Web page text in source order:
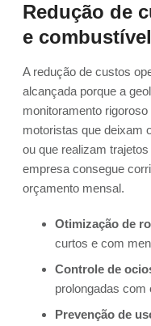
Redução de
e combustível
A redução de custos
alcançada porque a
monitoramento
motoristas que deixam
ou que realizam
empresa consegue
orçamento mensal.
Otimização de
curtos e com
Controle de
prolongadas com
Prevenção de